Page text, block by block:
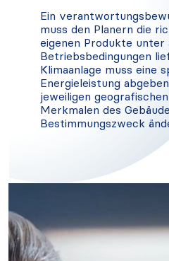
Ein
muss den Planern die
eigenen Produkte unter
Betriebsbedingungen
Klimaanlage muss eine
Energieleistung
jeweiligen
Merkmalen des
Bestimmungszweck